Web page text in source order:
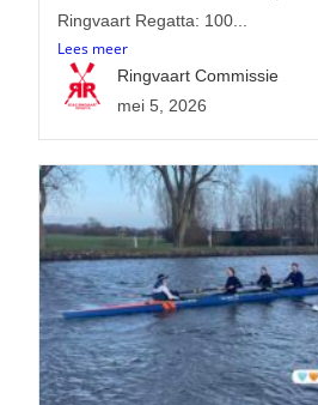
Ringvaart Regatta: 100...
Lees meer
Ringvaart Commissie
mei 5, 2026